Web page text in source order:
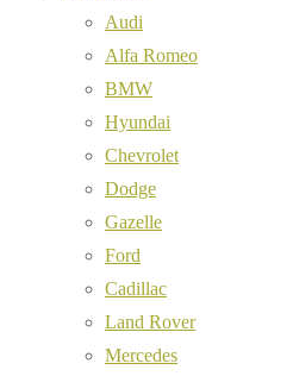
Audi
Alfa Romeo
BMW
Hyundai
Chevrolet
Dodge
Gazelle
Ford
Cadillac
Land Rover
Mercedes